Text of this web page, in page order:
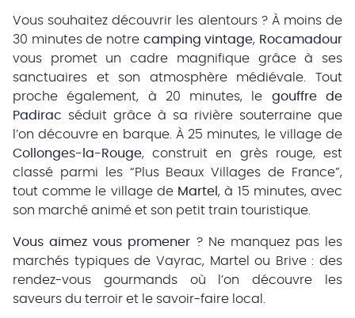
Vous souhaitez découvrir les alentours ? À moins de
30 minutes de notre camping vintage, Rocamadour
vous promet un cadre magnifique grâce à ses
sanctuaires et son atmosphère médiévale. Tout
proche également, à 20 minutes, le gouffre de
Padirac séduit grâce à sa rivière souterraine que
l’on découvre en barque. À 25 minutes, le village de
Collonges-la-Rouge, construit en grès rouge, est
classé parmi les “Plus Beaux Villages de France”,
tout comme le village de Martel, à 15 minutes, avec
son marché animé et son petit train touristique.
Vous aimez vous promener ? Ne manquez pas les
marchés typiques de Vayrac, Martel ou Brive : des
rendez-vous gourmands où l’on découvre les
saveurs du terroir et le savoir-faire local.